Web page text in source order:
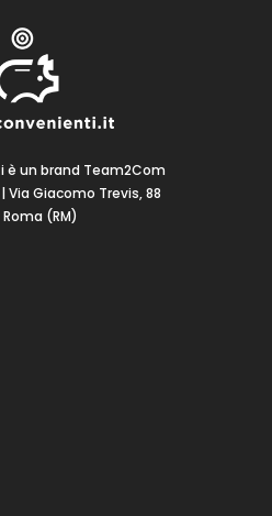
è un brand Team2Com
| Via Giacomo Trevis, 88
(RM)